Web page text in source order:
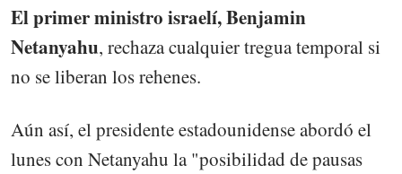
El primer ministro israelí, Benjamin
Netanyahu, rechaza cualquier tregua temporal si
no se liberan los rehenes.
Aún así, el presidente estadounidense abordó el
lunes con Netanyahu la "posibilidad de pausas